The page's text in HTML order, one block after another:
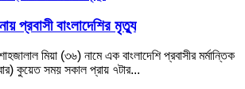
প্রবাসী বাংলাদেশির মৃত্যু
মিয়া (৩৬) নামে এক বাংলাদেশি প্রবাসীর মর্মান্তিক
কুয়েত সময় সকাল প্রায় ৭টার...